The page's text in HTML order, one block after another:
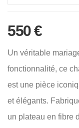
550€
Un véritable
fonctionnalité, ce
est une pièce
et élégants.
un plateau en fibre